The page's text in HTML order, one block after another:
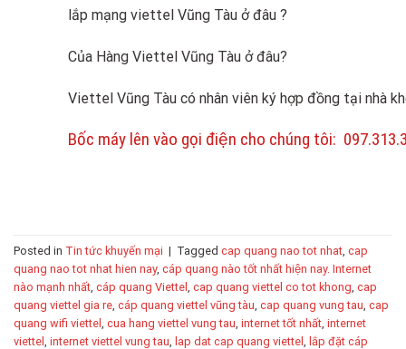
lắp mạng viettel Vũng Tàu ở đâu ?
Của Hàng Viettel Vũng Tàu ở đâu?
Viettel Vũng Tàu có nhân viên ký hợp đồng tại nhà
Bốc máy lên vào gọi điện cho chúng tôi:
Posted in Tin tức khuyến mại | Tagged cap quang nao tot nhat cap
quang nao tot nhat hien nay, cáp quang nào tốt nhất hiện nay. Internet
nào mạnh nhất cáp quang Viettel cap quang viettel co tot khong cap
quang viettel gia re cáp quang viettel vũng tàu cap quang vung tau cap
quang wifi viettel cua hang viettel vung tau internet tốt nhất internet
viettel internet viettel vung tau lap dat cap quang viettel lắp đặt cáp